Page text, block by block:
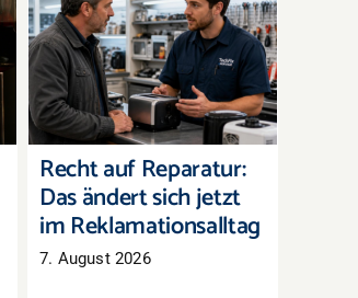
Recht auf Reparatur:
Das ändert sich jetzt im
Reklamationsalltag
Recht auf Reparatur:
Das ändert sich jetzt
im Reklamationsalltag
7. August 2026